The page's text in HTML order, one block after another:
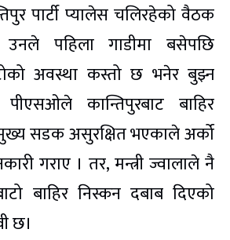
पार्टी प्यालेस चलिरहेको वैठक
पहिला गाडीमा बसेपछि
अवस्था कस्तो छ भनेर बुझ्न
कान्तिपुरबाट बाहिर
सडक असुरक्षित भएकाले अर्को
गराए । तर, मन्त्री ज्वालाले नै
बाहिर निस्कन दबाब दिएको
छ।